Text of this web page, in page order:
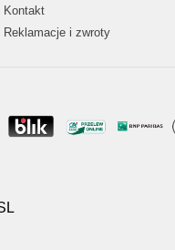
Kontakt
Reklamacje i zwroty